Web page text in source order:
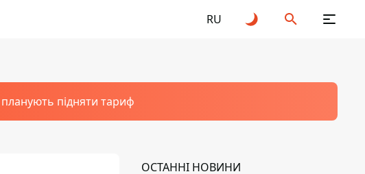
RU
підняти тариф
ОСТАННІ НОВИНИ